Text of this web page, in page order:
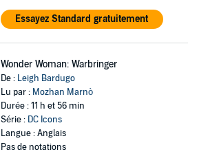
Essayez Standard gratuitement
Wonder Woman: Warbringer
De : Leigh Bardugo
Lu par : Mozhan Marnò
Durée : 11 h et 56 min
Série : DC Icons
Langue : Anglais
Pas de notations